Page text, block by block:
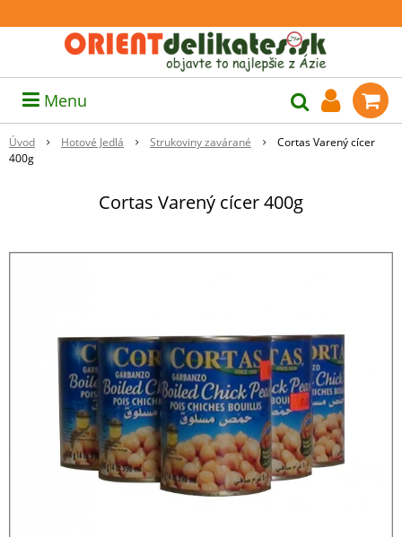
Menu
Úvod Hotové Jedlá Strukoviny zavárané
Cortas Varený cícer
400g
Cortas Varený cícer 400g